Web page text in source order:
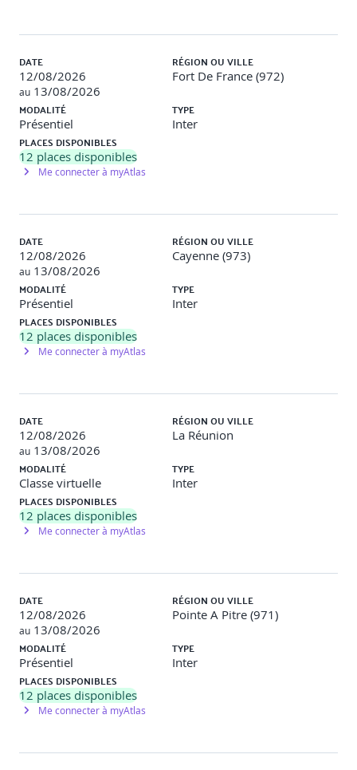
personnalisé
Optimisation des techniques d’expression orale
Perfectionnement de la voix, du ton et de la gestuelle
Mise en situation finale
Intervention finale de 5 à 7 minutes devant le groupe
Analyse et retour d’expérience sur les progrès réalisés
Évaluation et conclusion
Feedback collectif et axes d’amélioration
Remise d’un bilan détaillé aux participants
DATE
12/08/2026
au 13/08/2026
RÉGION OU VILLE
Fort De France (972)
MODALITÉ
Présentiel
TYPE
Inter
PLACES DISPONIBLES
12 places disponibles
Me connecter à myAtlas
DATE
12/08/2026
au 13/08/2026
RÉGION OU VILLE
Cayenne (973)
MODALITÉ
Présentiel
TYPE
Inter
PLACES DISPONIBLES
12 places disponibles
Me connecter à myAtlas
DATE
12/08/2026
au 13/08/2026
RÉGION OU VILLE
La Réunion
MODALITÉ
Classe virtuelle
TYPE
Inter
PLACES DISPONIBLES
12 places disponibles
Me connecter à myAtlas
DATE
12/08/2026
au 13/08/2026
RÉGION OU VILLE
Pointe A Pitre (971)
MODALITÉ
Présentiel
TYPE
Inter
PLACES DISPONIBLES
12 places disponibles
Me connecter à myAtlas